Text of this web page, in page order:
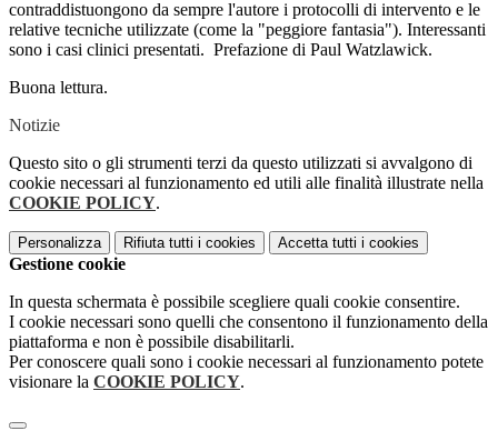
contraddistuongono da sempre l'autore i protocolli di intervento e le
relative tecniche utilizzate (come la "peggiore fantasia"). Interessanti
sono i casi clinici presentati. Prefazione di Paul Watzlawick.
Buona lettura.
Notizie
Questo sito o gli strumenti terzi da questo utilizzati si avvalgono di
cookie necessari al funzionamento ed utili alle finalità illustrate nella
COOKIE POLICY.
Personalizza Rifiuta tutti i cookies Accetta tutti i cookies
Gestione cookie
In questa schermata è possibile scegliere quali cookie consentire.
I cookie necessari sono quelli che consentono il funzionamento della
piattaforma e non è possibile disabilitarli.
Per conoscere quali sono i cookie necessari al funzionamento potete
visionare la COOKIE POLICY.